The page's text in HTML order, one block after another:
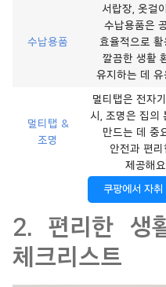
수납용품
서랍장, 옷걸
수납용품은
효율적으로 활
깔끔한 생활
유지하는 데 유
멀티탭 &
조명
멀티탭은 전자
시, 조명은 집의
만드는 데 중
안전과 편리
제공해
쿠팡에서 자취
2. 편리한 생
체크리스트